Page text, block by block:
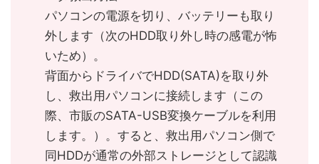
パソコンの電源を切り、バッテリーも取り
外します（次のHDD取り外し時の感電が怖
いため）。
背面からドライバでHDD(SATA)を取り外
し、救出用パソコンに接続します（この
際、市販のSATA-USB変換ケーブルを利用
します。）。すると、救出用パソコン側で
同HDDが通常の外部ストレージとして認識